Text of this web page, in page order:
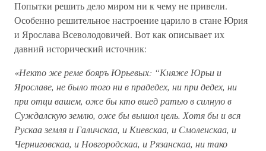
Попытки решить дело миром ни к чему не привели.
Особенно решительное настроение царило в стане Юрия
и Ярослава Всеволодовичей. Вот как описывает их
давний исторический источник:
«Некто же реме бояръ Юрьевых: “Княже Юрьи и
Ярославе, не было того ни в прадедех, ни при дедех, ни
при отци вашем, оже бы кто вшед ратью в силную в
Суждалскую землю, оже бы вышол цель. Хотя бы и вся
Рускаа земля и Галичскаа, и Киевскаа, и Смоленскаа, и
Черниговскаа, и Новгородскаа, и Рязанскаа, ни тако